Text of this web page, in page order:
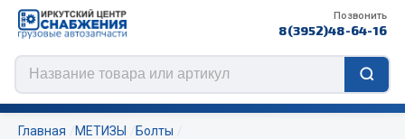
Позвонить
8(3952)48-64-16
Главная МЕТИЗЫ
Болты